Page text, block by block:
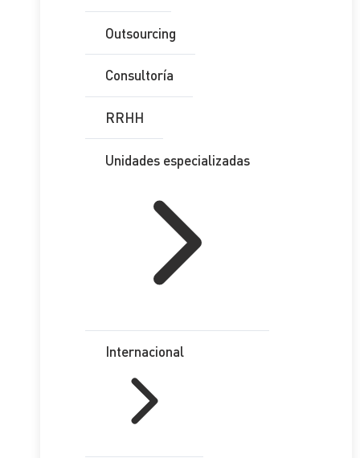
Outsourcing
Consultoría
RRHH
Unidades especializadas
Internacional